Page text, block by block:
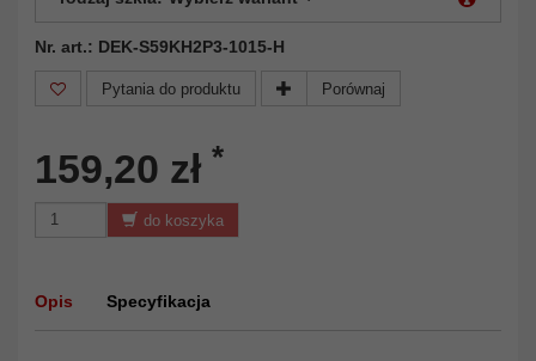
Nr. art.: DEK-S59KH2P3-1015-H
Pytania do produktu Porównaj
159,20 zł *
do koszyka
Opis Specyfikacja